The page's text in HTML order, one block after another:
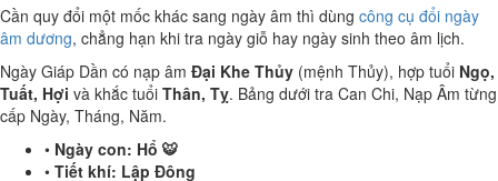
Cần quy đổi một mốc khác sang ngày âm thì dùng công cụ đổi ngày
âm dương, chẳng hạn khi tra ngày giỗ hay ngày sinh theo âm lịch.
Ngày Giáp Dần có nạp âm Đại Khe Thủy (mệnh Thủy), hợp tuổi Ngọ,
Tuất, Hợi và khắc tuổi Thân, Tỵ. Bảng dưới tra Can Chi, Nạp Âm từng
cấp Ngày, Tháng, Năm.
• Ngày con: Hổ 🐯
• Tiết khí: Lập Đông